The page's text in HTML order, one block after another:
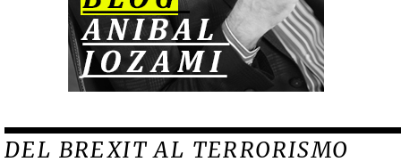
DEL BREXIT AL TERRORISMO